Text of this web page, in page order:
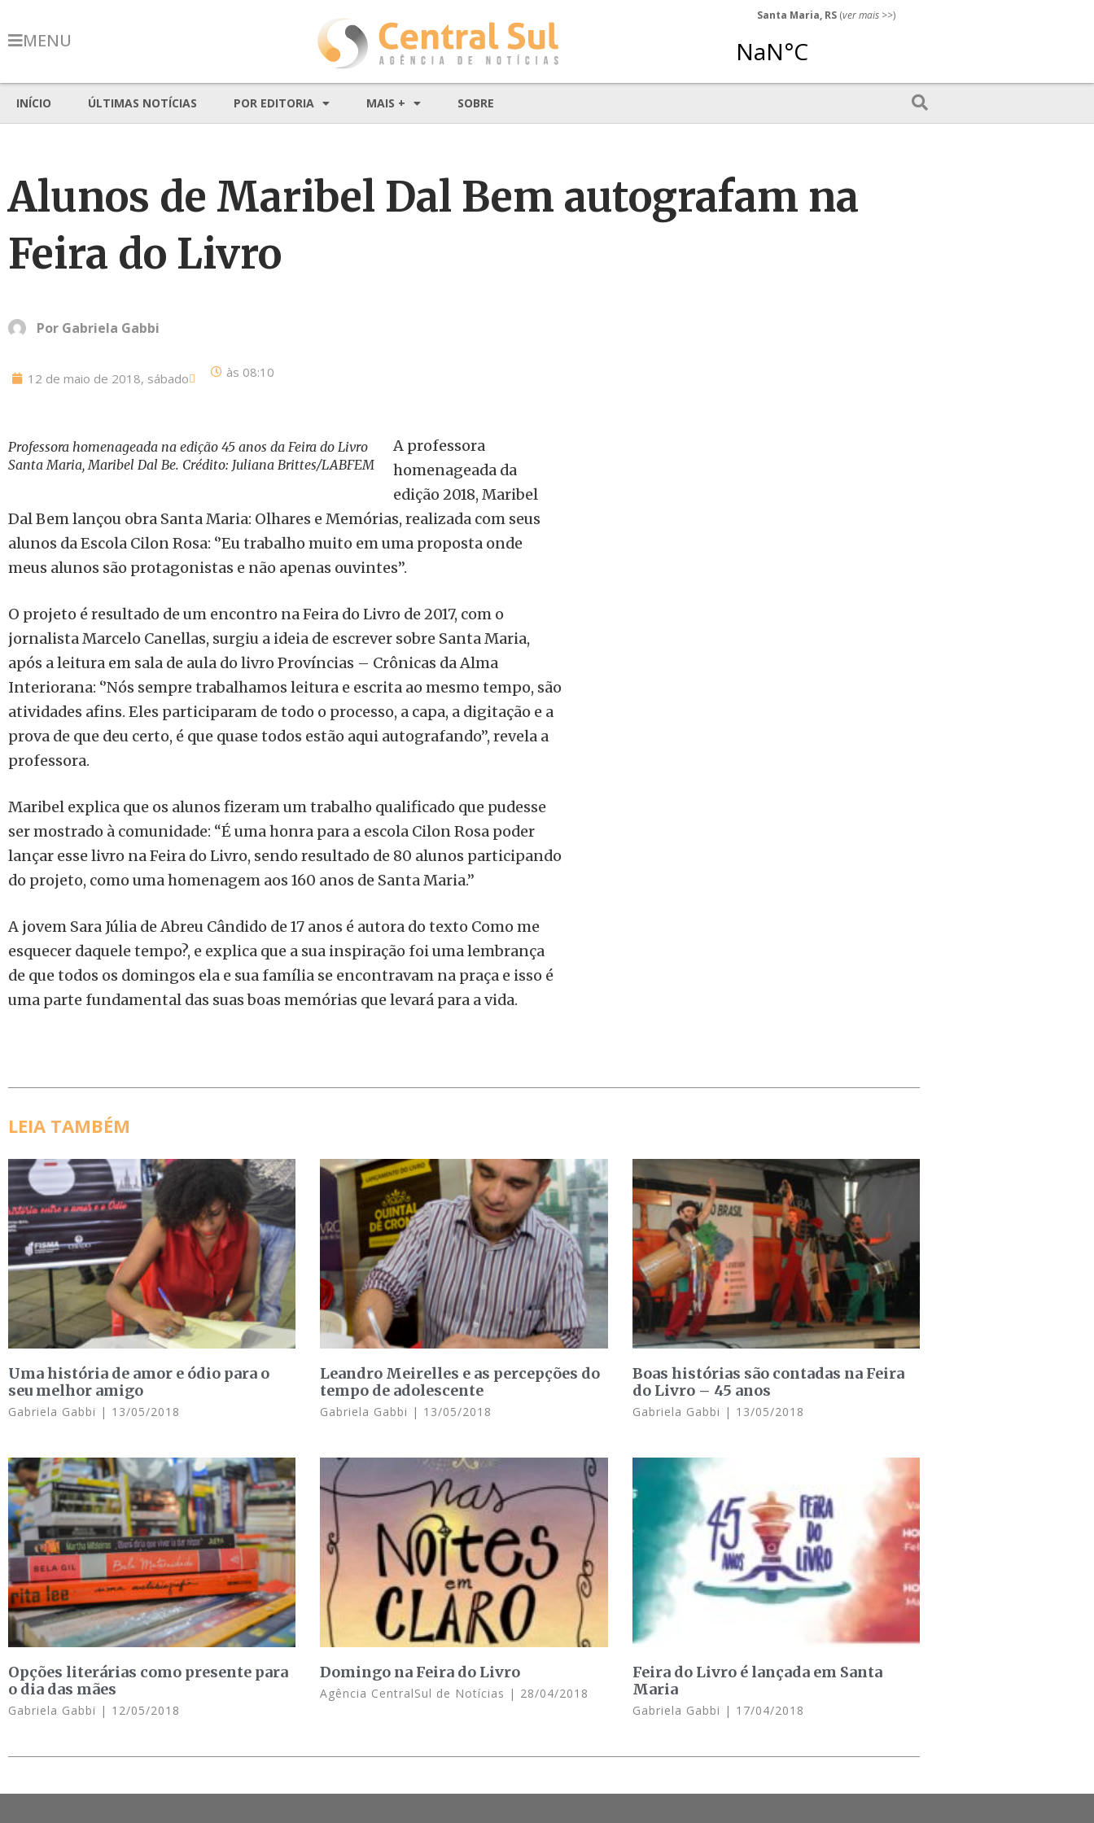
MENU
Santa Maria, RS (ver mais >>)
INÍCIO ÚLTIMAS NOTÍCIAS POR EDITORIA MAIS + SOBRE
Alunos de Maribel Dal Bem autografam na
Feira do Livro
Por Gabriela Gabbi
12 de maio de 2018, sábado às 08:10
Professora homenageada na edição 45 anos da Feira do Livro
Santa Maria, Maribel Dal Be. Crédito: Juliana Brittes/LABFEM
A professora
homenageada da
edição 2018, Maribel
Dal Bem lançou obra Santa Maria: Olhares e Memórias, realizada com seus
alunos da Escola Cilon Rosa: ‘’Eu trabalho muito em uma proposta onde
meus alunos são protagonistas e não apenas ouvintes’’.
O projeto é resultado de um encontro na Feira do Livro de 2017, com o
jornalista Marcelo Canellas, surgiu a ideia de escrever sobre Santa Maria,
após a leitura em sala de aula do livro Províncias – Crônicas da Alma
Interiorana: ‘’Nós sempre trabalhamos leitura e escrita ao mesmo tempo, são
atividades afins. Eles participaram de todo o processo, a capa, a digitação e a
prova de que deu certo, é que quase todos estão aqui autografando’’, revela a
professora.
Maribel explica que os alunos fizeram um trabalho qualificado que pudesse
ser mostrado à comunidade: “É uma honra para a escola Cilon Rosa poder
lançar esse livro na Feira do Livro, sendo resultado de 80 alunos participando
do projeto, como uma homenagem aos 160 anos de Santa Maria.”
A jovem Sara Júlia de Abreu Cândido de 17 anos é autora do texto Como me
esquecer daquele tempo?, e explica que a sua inspiração foi uma lembrança
de que todos os domingos ela e sua família se encontravam na praça e isso é
uma parte fundamental das suas boas memórias que levará para a vida.
LEIA TAMBÉM
Uma história de amor e ódio para o
seu melhor amigo
Gabriela Gabbi 13/05/2018
Leandro Meirelles e as percepções do
tempo de adolescente
Gabriela Gabbi 13/05/2018
Boas histórias são contadas na Feira
do Livro – 45 anos
Gabriela Gabbi 13/05/2018
Opções literárias como presente para
o dia das mães
Gabriela Gabbi 12/05/2018
Domingo na Feira do Livro
Agência CentralSul de Notícias 28/04/2018
Feira do Livro é lançada em Santa
Maria
Gabriela Gabbi 17/04/2018